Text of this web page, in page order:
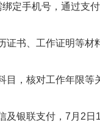
手机号，通过支付
书、工作证明等材
，核对工作年限等
银联支付，7月2日